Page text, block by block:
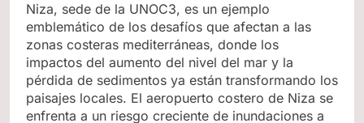
Niza, sede de la UNOC3, es un ejemplo
emblemático de los desafíos que afectan a las
zonas costeras mediterráneas, donde los
impactos del aumento del nivel del mar y la
pérdida de sedimentos ya están transformando los
paisajes locales. El aeropuerto costero de Niza se
enfrenta a un riesgo creciente de inundaciones a